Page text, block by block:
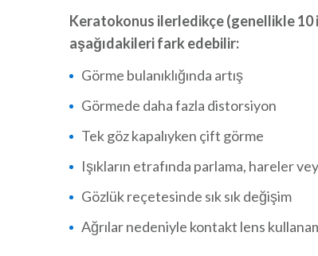
Keratokonus ilerledikçe (genellikle 10
aşağıdakileri fark edebilir:
Görme bulanıklığında artış
Görmede daha fazla distorsiyon
Tek göz kapalıyken çift görme
Işıkların etrafında parlama, hareler
Gözlük reçetesinde sık sık değişim
Ağrılar nedeniyle kontakt lens